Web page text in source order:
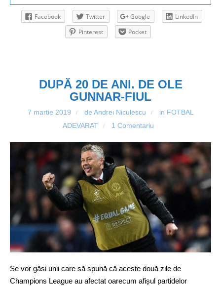
Facebook Twitter Google
LinkedIn
Pinterest
Pocket
DUPĂ 20 DE ANI. DE OLE
GUNNAR-FIUL
7 martie 2019 / de Andrei Niculescu / in FOTBAL
ADEVARAT
/ 1 Comentariu
Se vor găsi unii care să spună că aceste două zile de
Champions League au afectat oarecum afișul partidelor